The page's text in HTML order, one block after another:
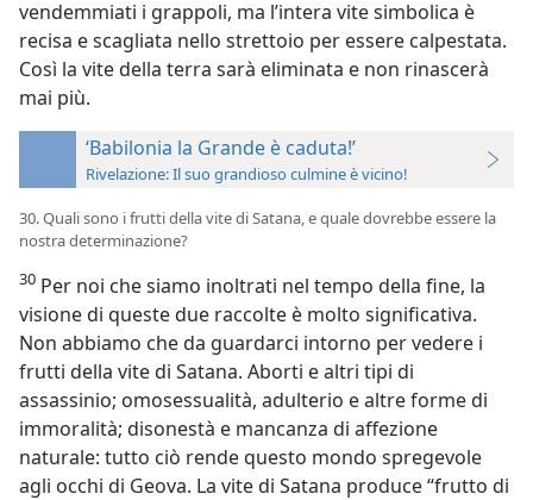
vendemmiati i grappoli, ma l’intera vite simbolica è
recisa e scagliata nello strettoio per essere calpestata.
Così la vite della terra sarà eliminata e non rinascerà
mai più.
‘Babilonia la Grande è caduta!’
Rivelazione: Il suo grandioso culmine è vicino!
30. Quali sono i frutti della vite di Satana, e quale dovrebbe essere la
nostra determinazione?
30 Per noi che siamo inoltrati nel tempo della fine, la
visione di queste due raccolte è molto significativa.
Non abbiamo che da guardarci intorno per vedere i
frutti della vite di Satana. Aborti e altri tipi di
assassinio; omosessualità, adulterio e altre forme di
immoralità; disonestà e mancanza di affezione
naturale: tutto ciò rende questo mondo spregevole
agli occhi di Geova. La vite di Satana produce “frutto di